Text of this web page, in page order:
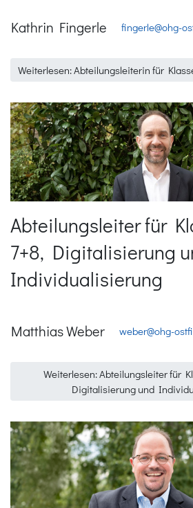
Kathrin Fingerle fingerle@ohg-
Weiterlesen: Abteilungsleiterin für
Abteilungsleiter für
7+8, Digitalisierung
Individualisierung
Matthias Weber weber@ohg-
Weiterlesen: Abteilungsleiter für
Digitalisierung und